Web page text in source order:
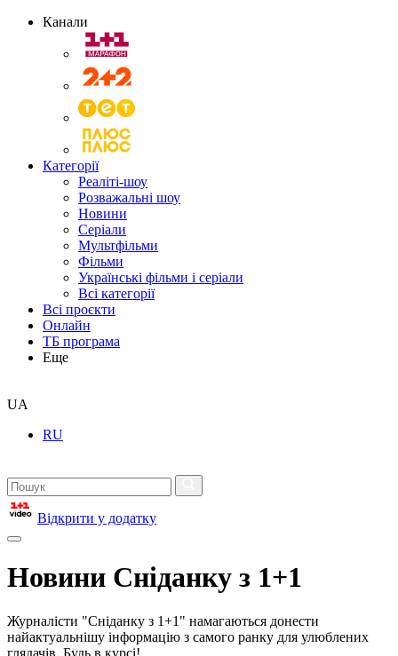
Канали
Категорії
Реаліті-шоу
Розважальні шоу
Новини
Серіали
Мультфільми
Фільми
Українські фільми і серіали
Всі категорії
Всі проєкти
Онлайн
ТБ програма
Еще
UA
RU
Відкрити у додатку
Новини Сніданку з 1+1
Журналісти "Сніданку з 1+1" намагаються донести
найактуальнішу інформацію з самого ранку для улюблених
глядачів. Будь в курсі!